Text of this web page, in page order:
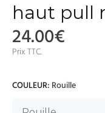
haut pull
24.00€
Prix TTC.
COULEUR: Rouille